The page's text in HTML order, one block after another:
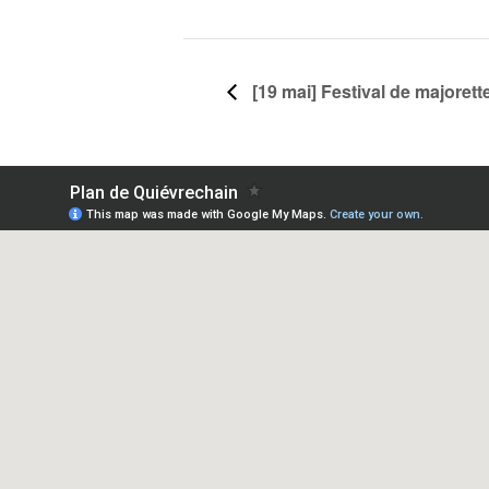
[19 mai] Festival de